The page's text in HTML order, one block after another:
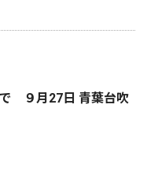
９月27日 青葉台吹